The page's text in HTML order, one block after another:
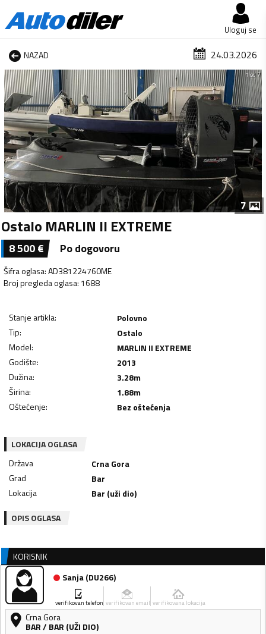
Uloguj se
NAZAD 24.03.2026
1 od 7
7
Ostalo MARLIN II EXTREME
8 500€ Po dogovoru
Šifra oglasa:AD381224760ME
Broj pregleda oglasa: 1688
Stanje artikla:
Polovno
Tip:
Ostalo
Model:
MARLIN II EXTREME
Godište:
2013
Dužina: 3.28m
Širina: 1.88m
Oštećenje: Bez oštećenja
LOKACIJA OGLASA
Država
Crna Gora
Grad
Bar
Lokacija
Bar (uži dio)
OPIS OGLASA
KORISNIK
Sanja(DU266)
verifikovan telefon verifikovan email verifikovana lokacija
Crna Gora
BAR/ BAR (UŽI DIO)